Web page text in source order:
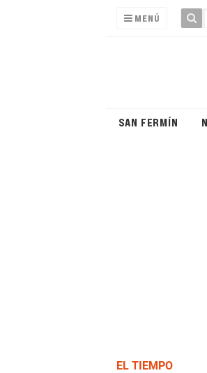
MENÚ
SAN FERMÍN
EL TIEMPO